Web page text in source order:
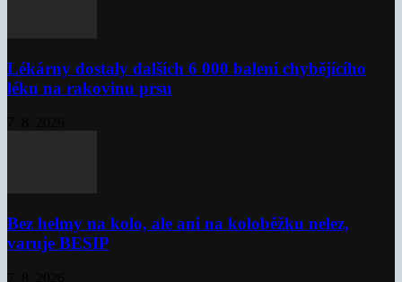
Lékárny dostaly dalších 6 000 balení chybějícího
léku na rakovinu prsu
Bez helmy na kolo, ale ani na koloběžku nelez,
varuje BESIP